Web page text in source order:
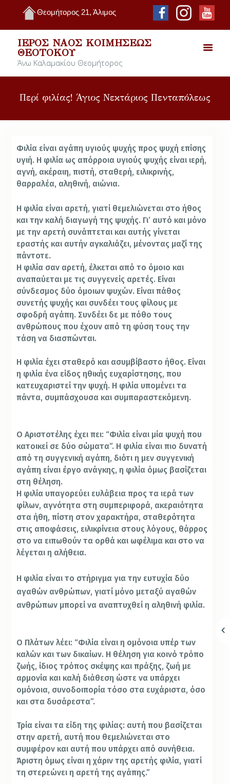
Θεομήτορος 21, Άλιμος
ΙΕΡΌΣ ΝΑΌΣ ΚΟΙΜΉΣΕΩΣ
ΘΕΟΤΌΚΟΥ
Άνω Καλαμακίου Θεομήτορος
Περί φιλίας! Άγιος Νεκτάριος Πενταπόλεως
Φιλία είναι αγάπη υγιούς ψυχής προς ψυχή επίσης
υγιή. Η φιλία ως απόρροια υγιούς ψυχής είναι ιερή,
αγνή, ακέραιη, πιστή, σταθερή, ειλικρινής,
θαρραλέα, αληθινή, αιώνια.
Η φιλία είναι αρετή, γιατί θεμελιώνεται στο ήθος
και την καλή διαγωγή της ψυχής. Γι’ αυτό και μόνο
με την αρετή συνάπτεται και αυτής γίνεται
εραστής και αυτήν αγκαλιάζει, μένοντας μαζί της
πάντοτε.
Η φιλία σαν αρετή, έλκεται από το όμοιο και
αναπαύεται με τις συγγενείς αρετές. Είναι
σύνδεσμος δύο όμοιων ψυχών. Είναι πάθος
συνετής ψυχής και συνδέει τους φίλους με
σφοδρή αγάπη. Συνδέει δε με πόθο τους
ανθρώπους που έχουν από τη φύση τους την
τάση να διασπώνται.
Η φιλία έχει σταθερό και ασυμβίβαστο ήθος. Είναι
η φιλία ένα είδος ηθικής ευχαρίστησης, που
κατευχαριστεί την ψυχή. Η φιλία υπομένει τα
πάντα, συμπάσχουσα και συμπαραστεκόμενη.
Ο Αριστοτέλης έχει πει: “Φιλία είναι μία ψυχή που
κατοικεί σε δύο σώματα”. Η φιλία είναι πιο δυνατή
από τη συγγενική αγάπη, διότι η μεν συγγενική
αγάπη είναι έργο ανάγκης, η φιλία όμως βασίζεται
στη θέληση.
Η φιλία υπαγορεύει ευλάβεια προς τα ιερά των
φίλων, αγνότητα στη συμπεριφορά, ακεραιότητα
στα ήθη, πίστη στον χαρακτήρα, σταθερότητα
στις αποφάσεις, ειλικρίνεια στους λόγους, θάρρος
στο να ειπωθούν τα ορθά και ωφέλιμα και στο να
λέγεται η αλήθεια.
Η φιλία είναι το στήριγμα για την ευτυχία δύο
αγαθών ανθρώπων, γιατί μόνο μεταξύ αγαθών
ανθρώπων μπορεί να αναπτυχθεί η αληθινή φιλία.
Ο Πλάτων λέει: “Φιλία είναι η ομόνοια υπέρ των
καλών και των δικαίων. Η θέληση για κοινό τρόπο
ζωής, ίδιος τρόπος σκέψης και πράξης, ζωή με
αρμονία και καλή διάθεση ώστε να υπάρχει
ομόνοια, συνοδοιπορία τόσο στα ευχάριστα, όσο
και στα δυσάρεστα”.
Τρία είναι τα είδη της φιλίας: αυτή που βασίζεται
στην αρετή, αυτή που θεμελιώνεται στο
συμφέρον και αυτή που υπάρχει από συνήθεια.
Άριστη όμως είναι η χάριν της αρετής φιλία, γιατί
τη στερεώνει η αρετή της αγάπης.”